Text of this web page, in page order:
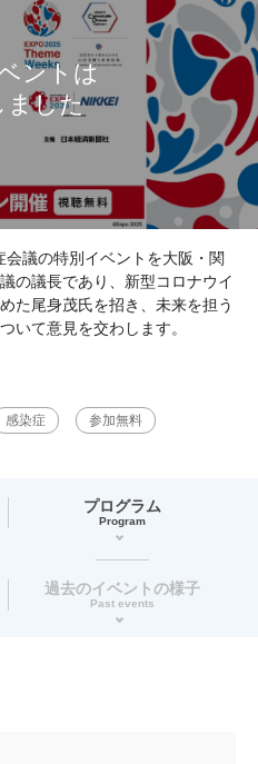
議の特別イベントを大阪・関
の議長であり、新型コロナウイ
た尾身茂氏を招き、未来を担う
いて意見を交わします。
感染症 参加無料
プログラム
Program
過去のイベントの様子
Past events